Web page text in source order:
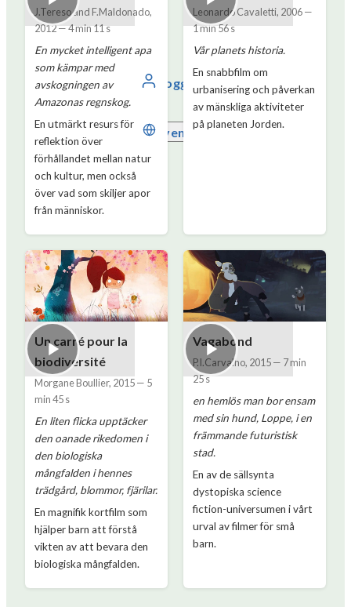
Logga in
Svenska
J.Tereso and F.Maldonado,
2012—4 min 11 s
En mycket intelligent apa
som kämpar med
avskogningen av
Amazonas regnskog.
En utmärkt resurs för
reflektion över
förhållandet mellan natur
och kultur, men också
över vad som skiljer apor
från människor.
Leonardo Cavaletti, 2006—
1 min 56 s
Vår planets historia.
En snabbfilm om
urbanisering och påverkan
av mänskliga aktiviteter
på planeten Jorden.
Un carré pour la
biodiversité
Morgane Boullier, 2015— 5
min 45 s
En liten flicka upptäcker
den oanade rikedomen i
den biologiska
mångfalden i hennes
trädgård, blommor, fjärilar.
En magnifik kortfilm som
hjälper barn att förstå
vikten av att bevara den
biologiska mångfalden.
Vagabond
P.I.Carvalho, 2015— 7 min
25 s
en hemlös man bor ensam
med sin hund, Loppe, i en
främmande futuristisk
stad.
En av de sällsynta
dystopiska science
fiction-universumen i vårt
urval av filmer för små
barn.